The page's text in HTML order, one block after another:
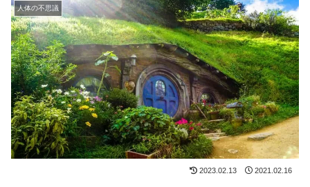
人体の不思議
2023.02.13 2021.02.16